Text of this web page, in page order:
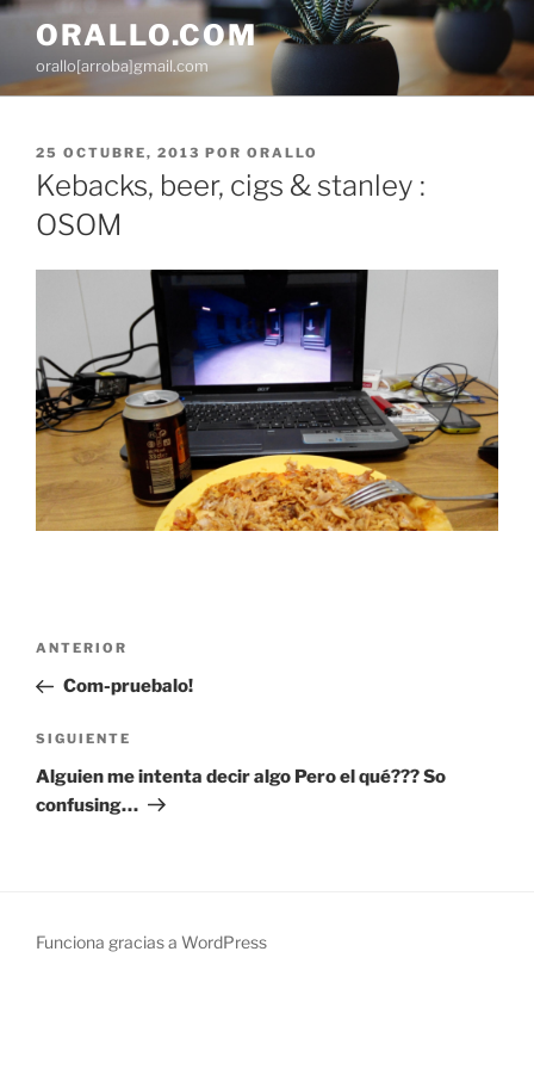
Saltar
contenido
ORALLO.COM
orallo[arroba]gmail.com
PUBLICADO
EL
25 OCTUBRE, 2013 POR ORALLO
Kebacks, beer, cigs & stanley :
OSOM
Navegación
entradas
Entrada
anterior:
ANTERIOR
Com-pruebalo!
Siguiente
entrada
SIGUIENTE
Alguien me intenta decir algo Pero el qué??? So
confusing…
Funciona gracias a WordPress